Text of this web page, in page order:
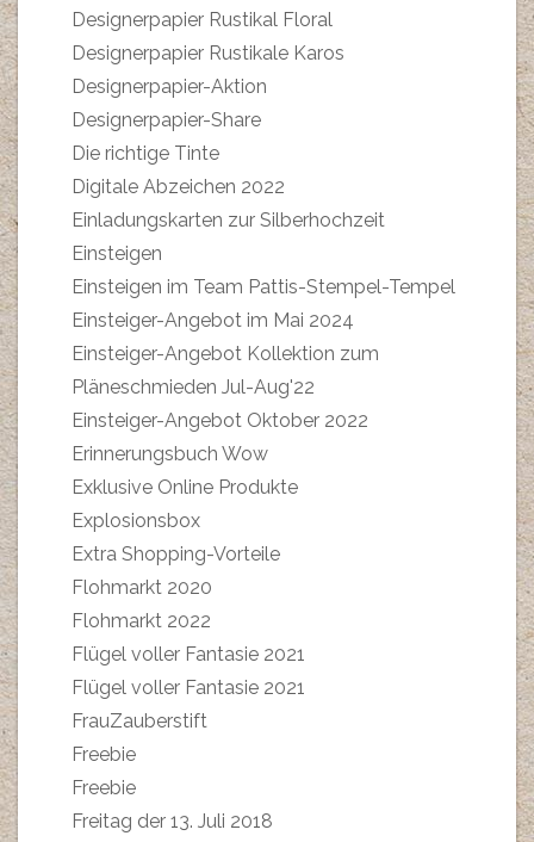
Designerpapier Rustikal Floral
Designerpapier Rustikale Karos
Designerpapier-Aktion
Designerpapier-Share
Die richtige Tinte
Digitale Abzeichen 2022
Einladungskarten zur Silberhochzeit
Einsteigen
Einsteigen im Team Pattis-Stempel-Tempel
Einsteiger-Angebot im Mai 2024
Einsteiger-Angebot Kollektion zum
Pläneschmieden Jul-Aug'22
Einsteiger-Angebot Oktober 2022
Erinnerungsbuch Wow
Exklusive Online Produkte
Explosionsbox
Extra Shopping-Vorteile
Flohmarkt 2020
Flohmarkt 2022
Flügel voller Fantasie 2021
Flügel voller Fantasie 2021
FrauZauberstift
Freebie
Freebie
Freitag der 13. Juli 2018